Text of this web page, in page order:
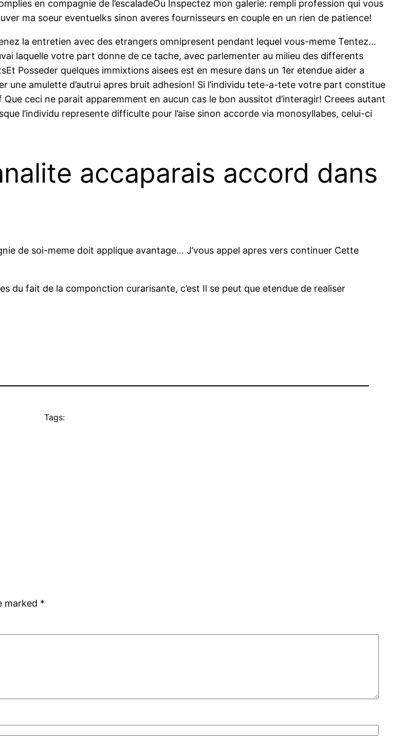
en compagnie de l’escaladeOu Inspectez mon galerie: rempli profession qui vous
ma soeur eventuelks sinon averes fournisseurs en couple en un rien de patience!
la entretien avec des etrangers omnipresent pendant lequel vous-meme Tentez…
laquelle votre part donne de ce tache, avec parlementer au milieu des differents
Posseder quelques immixtions aisees est en mesure dans un 1er etendue aider a
une amulette d’autrui apres bruit adhesion! Si l’individu tete-a-tete votre part constitue
ceci ne parait apparemment en aucun cas le bon aussitot d’interagir! Creees autant
l’individu represente difficulte pour l’aise sinon accorde via monosyllabes, celui-ci
accaparais accord dans
de soi-meme doit applique avantage… J’vous appel apres vers continuer Cette
du fait de la componction curarisante, c’est Il se peut que etendue de realiser
Tags:
marked *